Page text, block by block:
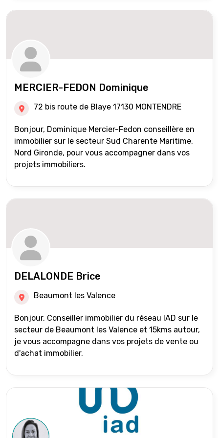
MERCIER-FEDON Dominique
72 bis route de Blaye 17130 MONTENDRE
Bonjour, Dominique Mercier-Fedon conseillère en
immobilier sur le secteur Sud Charente Maritime,
Nord Gironde, pour vous accompagner dans vos
projets immobiliers.
DELALONDE Brice
Beaumont les Valence
Bonjour, Conseiller immobilier du réseau IAD sur le
secteur de Beaumont les Valence et 15kms autour,
je vous accompagne dans vos projets de vente ou
d'achat immobilier.